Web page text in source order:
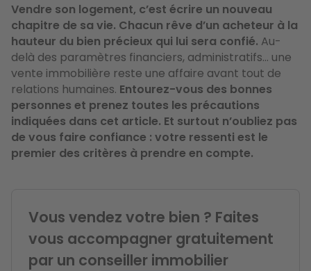
Vendre son logement, c’est écrire un nouveau
chapitre de sa vie. Chacun rêve d’un acheteur à la
hauteur du bien précieux qui lui sera confié. Au-
delà des paramètres financiers, administratifs… une
vente immobilière reste une affaire avant tout de
relations humaines. Entourez-vous des bonnes
personnes et prenez toutes les précautions
indiquées dans cet article. Et surtout n’oubliez pas
de vous faire confiance : votre ressenti est le
premier des critères à prendre en compte.
Vous vendez votre bien ? Faites
vous accompagner gratuitement
par un conseiller immobilier